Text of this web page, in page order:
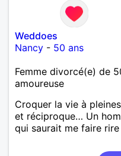
Weddoes
Nancy - 50 ans
Femme divorcé(e) de
amoureuse
Croquer la vie à
et réciproque… Un
qui saurait me faire